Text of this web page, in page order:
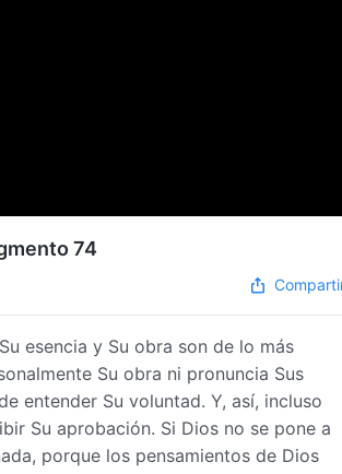
74
esencia y Su obra son de lo más
Su obra ni pronuncia Sus
entender Su voluntad. Y, así, incluso
Su aprobación. Si Dios no se pone a
porque los pensamientos de Dios